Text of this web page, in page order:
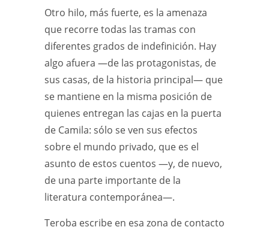
Otro hilo, más fuerte, es la amenaza
que recorre todas las tramas con
diferentes grados de indefinición. Hay
algo afuera —de las protagonistas, de
sus casas, de la historia principal— que
se mantiene en la misma posición de
quienes entregan las cajas en la puerta
de Camila: sólo se ven sus efectos
sobre el mundo privado, que es el
asunto de estos cuentos —y, de nuevo,
de una parte importante de la
literatura contemporánea—.
Teroba escribe en esa zona de contacto